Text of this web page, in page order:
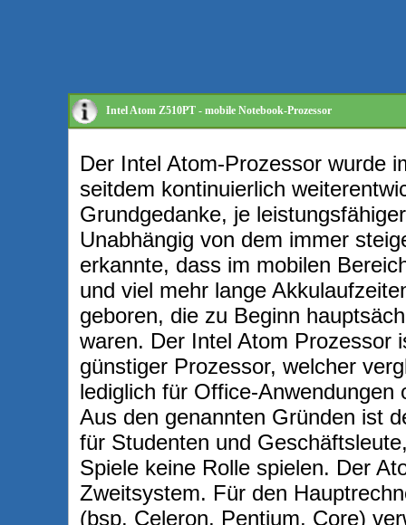
Intel Atom Z510PT - mobile Notebook-Prozessor
Der Intel Atom-Prozessor wurde
seitdem kontinuierlich
Grundgedanke, je
Unabhängig von dem immer
erkannte, dass im mobilen
und viel mehr lange
geboren, die zu Beginn
waren. Der Intel Atom Prozessor
günstiger Prozessor, welcher
lediglich für Office-
Aus den genannten Gründen ist
für Studenten und
Spiele keine Rolle spielen. Der
Zweitsystem. Für den
(bsp. Celeron, Pentium, Core)